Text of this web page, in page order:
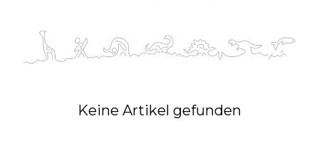
Keine Artikel gefunden